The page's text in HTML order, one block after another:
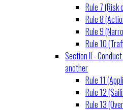
Rule 7 (Risk
Rule 8
Rule 9
Rule 10
Section II -
another
Rule 11
Rule 12
Rule 13